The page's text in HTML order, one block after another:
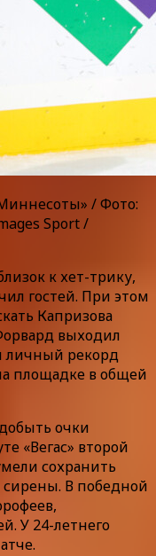
/ Фото:
Sport /
к хет-трику,
гостей. При этом
Капризова
выходил
личный рекорд
площадке в общей
очки
«Вегас» второй
сохранить
В победной
У 24-летнего